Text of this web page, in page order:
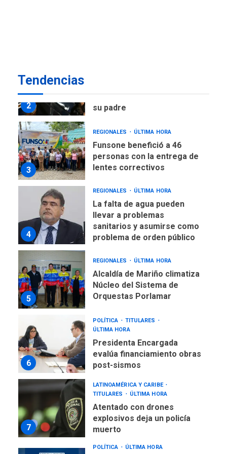
Tendencias
2
su padre
3
REGIONALES ÚLTIMA HORA
Funsone benefició a 46
personas con la entrega de
lentes correctivos
4
REGIONALES ÚLTIMA HORA
La falta de agua pueden
llevar a problemas
sanitarios y asumirse como
problema de orden público
5
REGIONALES ÚLTIMA HORA
Alcaldía de Mariño climatiza
Núcleo del Sistema de
Orquestas Porlamar
6
POLÍTICA
TITULARES
ÚLTIMA HORA
Presidenta Encargada
evalúa financiamiento obras
post-sismos
7
LATINOAMÉRICA Y CARIBE
TITULARES
ÚLTIMA HORA
Atentado con drones
explosivos deja un policía
muerto
POLÍTICA ÚLTIMA HORA